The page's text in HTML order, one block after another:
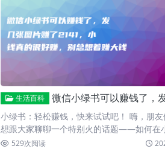
生活百科 微信小绿书可以赚钱了，发几张图片赚了2141，小钱真的很好
小绿书：轻松赚钱，快来试试吧！ 嗨，朋
想跟大家聊聊一个特别火的话题——如何在
松赚点零花钱…
529次阅读